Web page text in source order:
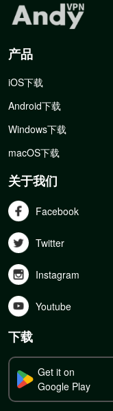
产品
iOS下载
Android下载
Windows下载
macOS下载
关于我们
Facebook
Twitter
Instagram
Youtube
下载
Get it on
Google Play